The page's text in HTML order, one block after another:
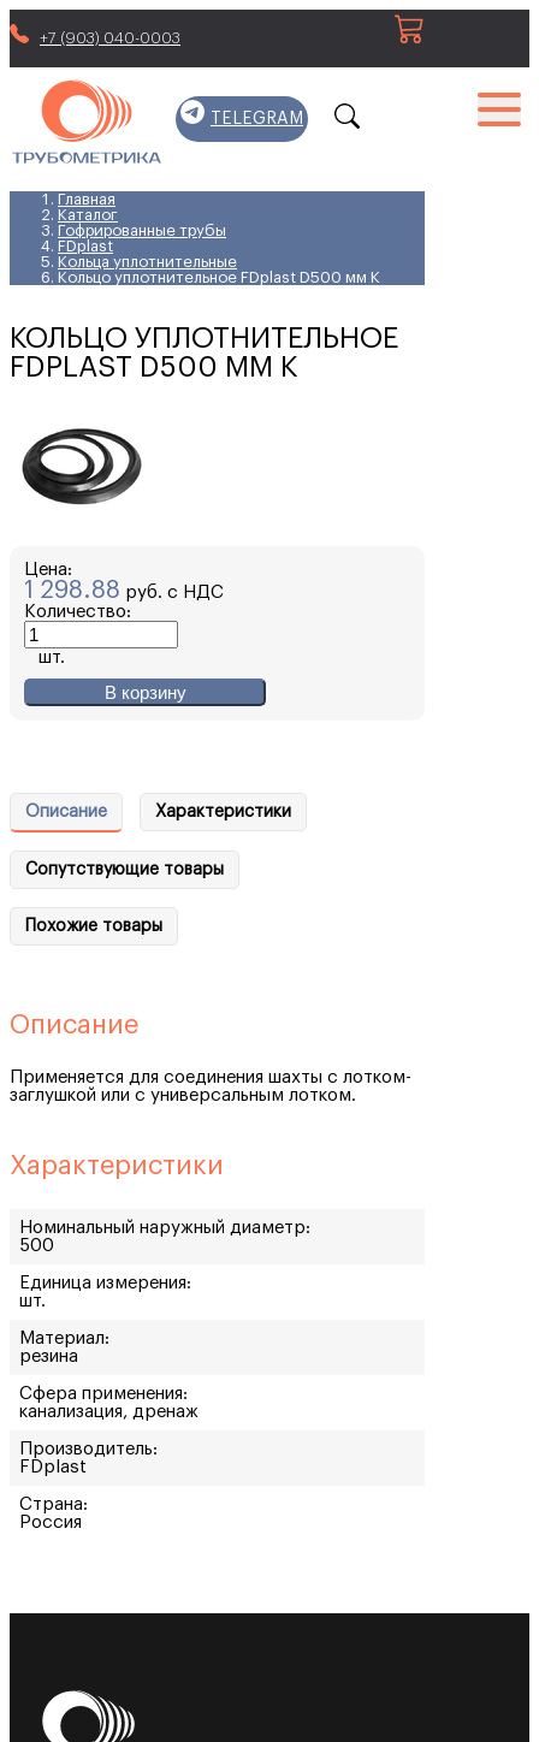
+7 (903) 040-0003
TELEGRAM
Главная
Каталог
Гофрированные трубы
FDplast
Кольца уплотнительные
Кольцо уплотнительное FDplast D500 мм K
КОЛЬЦО УПЛОТНИТЕЛЬНОЕ
FDPLAST D500 ММ K
Цена:
1 298.88 руб. с НДС
Количество:
шт.
В корзину
Описание Характеристики
Сопутствующие товары
Похожие товары
Описание
Применяется для соединения шахты с лотком-
заглушкой или с универсальным лотком.
Характеристики
Номинальный наружный диаметр:
500
Единица измерения:
шт.
Материал:
резина
Сфера применения:
канализация, дренаж
Производитель:
FDplast
Страна:
Россия